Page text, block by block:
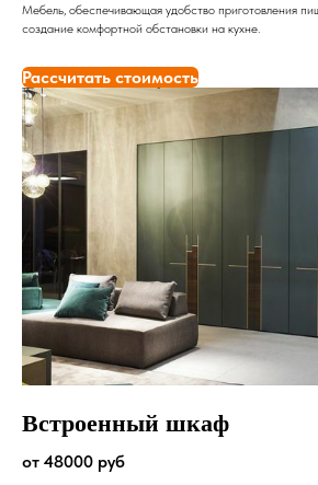
Мебель, обеспечивающая удобство приготовления
создание комфортной обстановки на кухне.
Рассчитать стоимость
Встроенный шкаф
от 48000 руб